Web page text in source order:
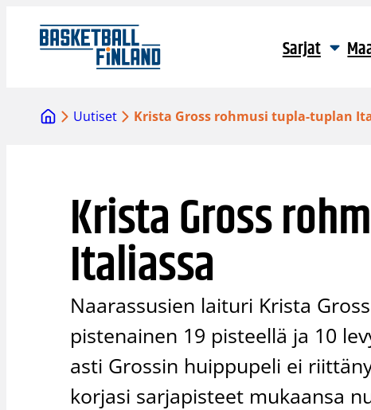
sisältöön
Sarjat
Uutiset Krista Gross rohmusi tupla-tuplan
Krista Gross
Italiassa
Naarassusien laituri Krista
pistenainen 19 pisteellä ja 10
asti Grossin huippupeli ei
korjasi sarjapisteet mukaansa